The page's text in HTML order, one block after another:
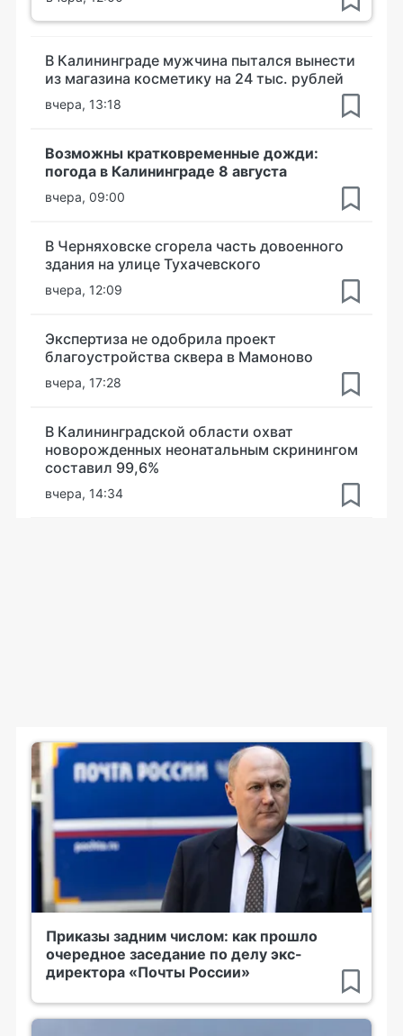
В Калининграде мужчина пытался вынести
из магазина косметику на 24 тыс. рублей
вчера, 13:18
Возможны кратковременные дожди:
погода в Калининграде 8 августа
вчера, 09:00
В Черняховске сгорела часть довоенного
здания на улице Тухачевского
вчера, 12:09
Экспертиза не одобрила проект
благоустройства сквера в Мамоново
вчера, 17:28
В Калининградской области охват
новорожденных неонатальным скринингом
составил 99,6%
вчера, 14:34
Приказы задним числом: как прошло
очередное заседание по делу экс-
директора «Почты России»